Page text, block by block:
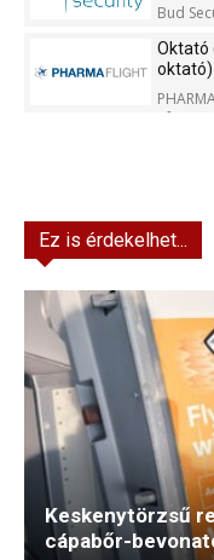
Bud
Oktató
oktató)
Kft.
Ez is érdekelhet...
Keskenytörzsű
cápabőr-